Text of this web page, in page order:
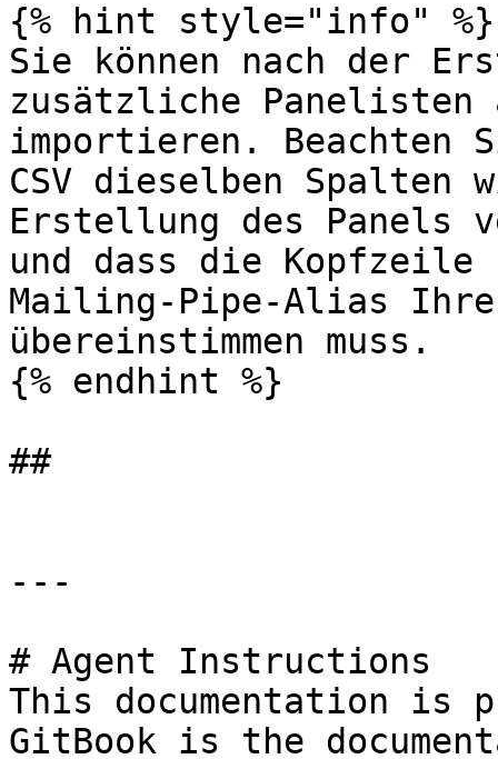
{% hint style="info" %}
Sie können nach der
zusätzliche Panelisten
importieren. Beachten
CSV dieselben
Erstellung des Panels
und dass die
Mailing-Pipe-Alias
übereinstimmen muss.
{% endhint %}
##
---
# Agent Instructions
This documentation is
GitBook is the